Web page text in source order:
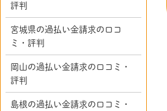
評判
宮城県の過払い金請求の口コ
ミ・評判
岡山の過払い金請求の口コミ・
評判
島根の過払い金請求の口コミ・